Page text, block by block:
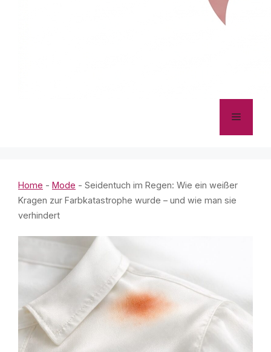
Menü
Home - Mode - Seidentuch im Regen: Wie ein weißer
Kragen zur Farbkatastrophe wurde – und wie man sie
verhindert